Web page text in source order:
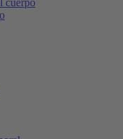
cuerpo